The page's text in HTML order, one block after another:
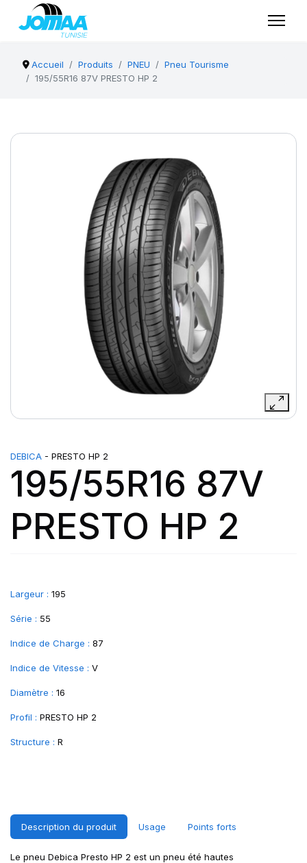
Accueil Produits PNEU
Pneu Tourisme
195/55R16 87V PRESTO HP 2
DEBICA - PRESTO HP 2
195/55R16 87V
PRESTO HP 2
Largeur : 195
Série : 55
Indice de Charge : 87
Indice de Vitesse : V
Diamètre : 16
Profil : PRESTO HP 2
Structure : R
Description du produit Usage Points forts
Le pneu Debica Presto HP 2 est un pneu été hautes